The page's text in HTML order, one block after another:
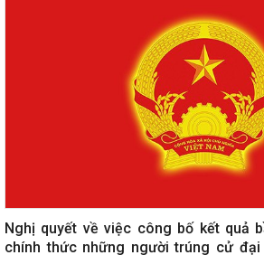
Nghị quyết về việc công bố kết quả
chính thức những người trúng cử đại